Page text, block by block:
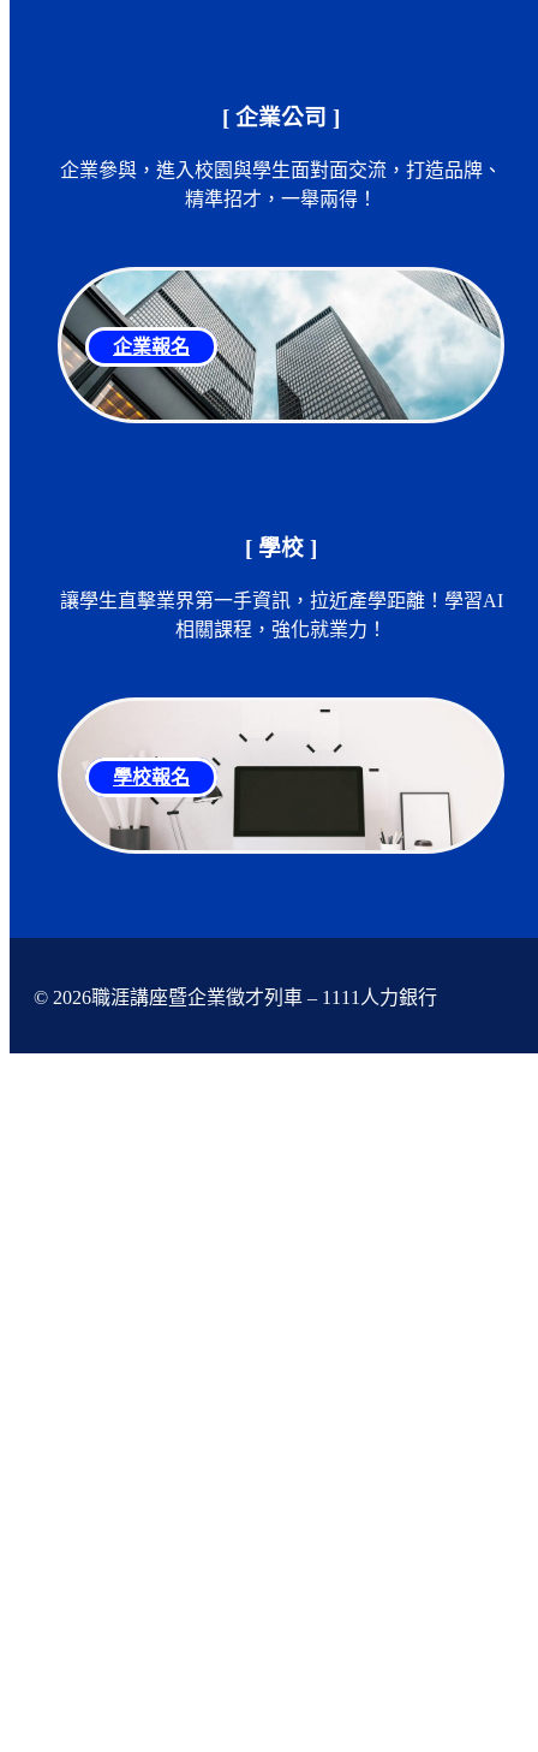
[ 企業公司 ]
企業參與，進入校園與學生面對面交流，打造品牌、
精準招才，一舉兩得！
企業報名
[ 學校 ]
讓學生直擊業界第一手資訊，拉近產學距離！學習AI
相關課程，強化就業力！
學校報名
© 2026職涯講座暨企業徵才列車 – 1111人力銀行